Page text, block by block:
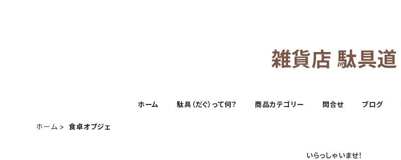
雑貨店 駄具道
ホーム 駄具（だぐ）って何？ 商品カテゴリー 問合せ ブログ
ホーム 食卓オブジェ
いらっしゃいませ！